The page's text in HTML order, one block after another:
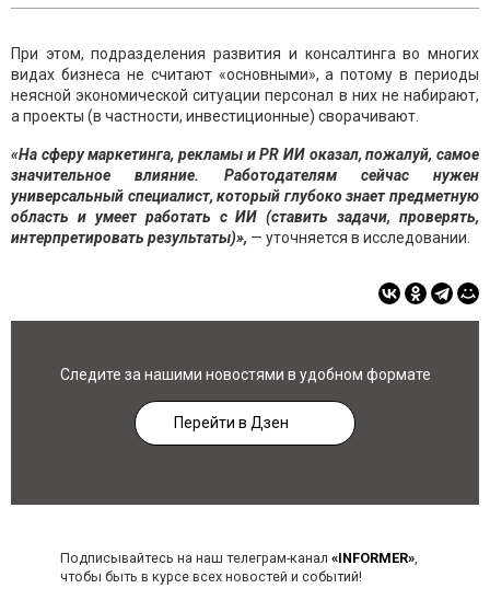
При этом, подразделения развития и консалтинга во многих
видах бизнеса не считают «основными», а потому в периоды
неясной экономической ситуации персонал в них не набирают,
а проекты (в частности, инвестиционные) сворачивают.
«На сферу маркетинга, рекламы и PR ИИ оказал, пожалуй, самое
значительное влияние. Работодателям сейчас нужен
универсальный специалист, который глубоко знает предметную
область и умеет работать с ИИ (ставить задачи, проверять,
интерпретировать результаты)», — уточняется в исследовании.
Следите за нашими новостями в удобном формате
Перейти в Дзен
Подписывайтесь на наш телеграм-канал «INFORMER»,
чтобы быть в курсе всех новостей и событий!